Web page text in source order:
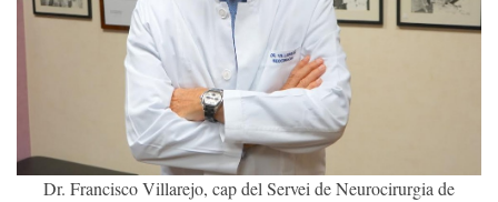
Dr. Francisco Villarejo, cap del Servei de Neurocirurgia de